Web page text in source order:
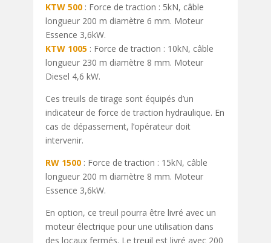
KTW 500: Force de traction : 5kN, câble
longueur 200 m diamètre 6 mm. Moteur
Essence 3,6kW.
KTW 1005: Force de traction : 10kN, câble
longueur 230 m diamètre 8 mm. Moteur
Diesel 4,6 kW.
Ces treuils de tirage sont équipés d’un
indicateur de force de traction hydraulique. En
cas de dépassement, l’opérateur doit
intervenir.
RW 1500: Force de traction : 15kN, câble
longueur 200 m diamètre 8 mm. Moteur
Essence 3,6kW.
En option, ce treuil pourra être livré avec un
moteur électrique pour une utilisation dans
des locaux fermés. Le treuil est livré avec 200